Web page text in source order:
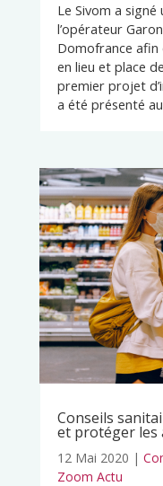
Le Sivom a
l’opérateur
Domofrance
en lieu et place
premier projet
a été présenté
Conseils
et protéger les
12 Mai 2020 |
Zoom Actu